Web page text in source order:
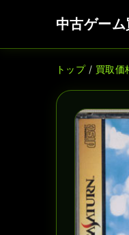
中古ゲー
トップ/ 買取価